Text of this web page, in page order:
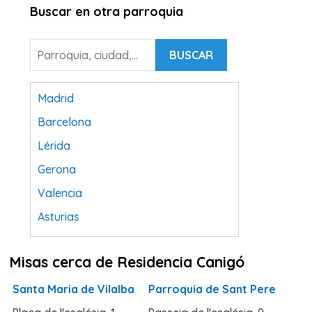
Buscar en otra parroquia
BUSCAR
Madrid
Barcelona
Lérida
Gerona
Valencia
Asturias
Tarragona
Navarra
Valladolid
Misas cerca de Residencia Canigó
Santa Maria de Vilalba
Parroquia de Sant Pere